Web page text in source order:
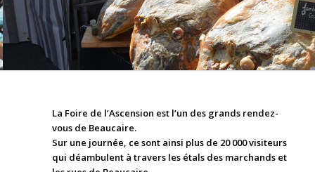
La Foire de l’Ascension est l’un des grands rendez-
vous de Beaucaire.
Sur une journée, ce sont ainsi plus de 20 000 visiteurs
qui déambulent à travers les étals des marchands et